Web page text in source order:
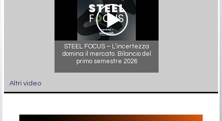
STEEL FOCUS – L’incertezza
domina il mercato. Bilancio del
primo semestre 2026
Altri video